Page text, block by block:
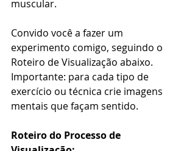
muscular.
Convido você a fazer um
experimento comigo, seguindo o
Roteiro de Visualização abaixo.
Importante: para cada tipo de
exercício ou técnica crie imagens
mentais que façam sentido.
Roteiro do Processo de